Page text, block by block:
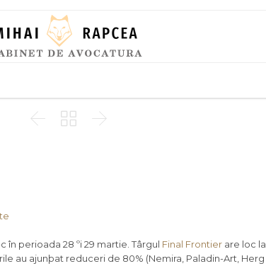
content
  
în perioada 28 ºi 29 martie. Târgul Final Frontier are loc la
au ajunþat reduceri de 80% (Nemira, Paladin-Art, Herg